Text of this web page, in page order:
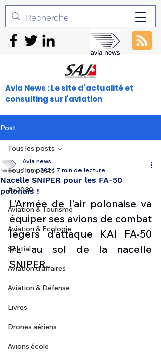
Avia News : Le site d'actualité et
consulting sur l'aviation
Post
Tous les posts
Air2030
Aviation & Tourisme
Aviation & Ecologie
Spatial
Aviation d'affaires
Aviation & Défense
Livres
Drones aériens
Avions école
Tous les posts
Nacelle SNIPER pour les FA-50
polonais !
Avia news
1 nov. 2024 7 min de lecture
L’Armée de l’air polonaise va
équiper ses avions de combat
légers d’attaque KAI FA-50
PL au sol de la nacelle
SNIPER.